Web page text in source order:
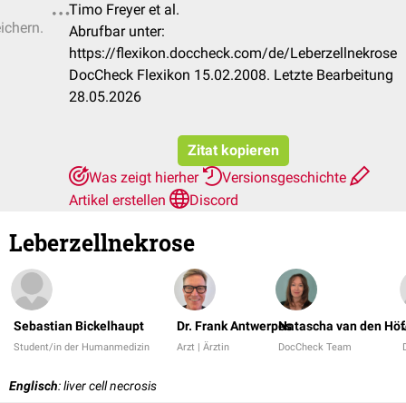
Timo Freyer et al.
Abrufbar unter:
https://flexikon.doccheck.com/de/Leberzellnekrose
DocCheck Flexikon 15.02.2008. Letzte Bearbeitung
28.05.2026
Zitat kopieren
Was zeigt hierher
Versionsgeschichte
Artikel erstellen
Discord
Leberzellnekrose
Sebastian Bickelhaupt
Student/in der Humanmedizin
Dr. Frank Antwerpes
Arzt | Ärztin
Natascha van den
DocCheck Team
Englisch: liver cell necrosis